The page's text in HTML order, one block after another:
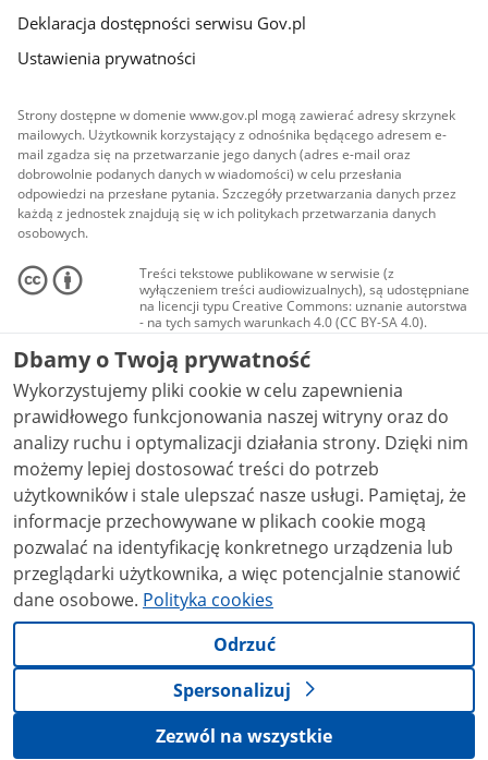
Deklaracja dostępności serwisu Gov.pl
Ustawienia prywatności
Strony dostępne w domenie www.gov.pl mogą zawierać adresy skrzynek
mailowych. Użytkownik korzystający z odnośnika będącego adresem e-
mail zgadza się na przetwarzanie jego danych (adres e-mail oraz
dobrowolnie podanych danych w wiadomości) w celu przesłania
odpowiedzi na przesłane pytania. Szczegóły przetwarzania danych przez
każdą z jednostek znajdują się w ich politykach przetwarzania danych
osobowych.
Treści tekstowe publikowane w serwisie (z
wyłączeniem treści audiowizualnych), są udostępniane
na licencji typu Creative Commons: uznanie autorstwa
- na tych samych warunkach 4.0 (CC BY-SA 4.0).
Materiały audiowizualne, w tym zdjęcia, materiały
audio i wideo, są udostępniane na licencji typu
Creative Commons: uznanie autorstwa użycie
niekomercyjne - bez utworów zależnych 4.0 (CC BY-
NC-ND 4.0), o ile nie jest to stwierdzone inaczej.
Dbamy o Twoją prywatność
Wykorzystujemy pliki cookie w celu zapewnienia
prawidłowego funkcjonowania naszej witryny oraz do
analizy ruchu i optymalizacji działania strony. Dzięki nim
możemy lepiej dostosować treści do potrzeb
użytkowników i stale ulepszać nasze usługi. Pamiętaj, że
informacje przechowywane w plikach cookie mogą
pozwalać na identyfikację konkretnego urządzenia lub
przeglądarki użytkownika, a więc potencjalnie stanowić
dane osobowe. Polityka cookies
Odrzuć
Spersonalizuj
Zezwól na wszystkie